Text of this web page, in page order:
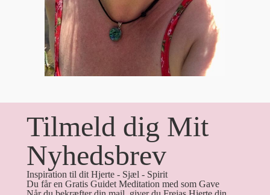
Tilmeld dig Mit
Nyhedsbrev
Inspiration til dit Hjerte - Sjæl - Spirit
Du får en Gratis Guidet Meditation med som Gave